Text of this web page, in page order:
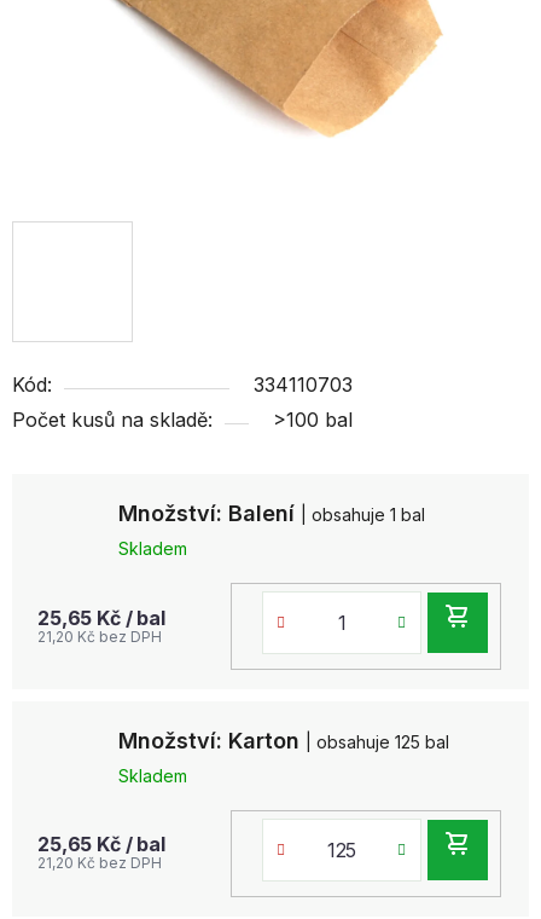
Množství: Balení
| obsahuje 1 bal
Skladem
25,65 Kč / bal
21,20 Kč bez DPH
Množství: Karton
| obsahuje 125 bal
Skladem
25,65 Kč / bal
21,20 Kč bez DPH
Kód:
334110703
Počet kusů na skladě:
>100 bal